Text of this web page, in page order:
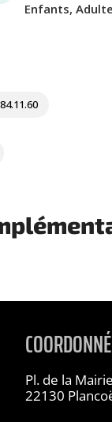
Enfants,
Pl. de la Mairie
22130